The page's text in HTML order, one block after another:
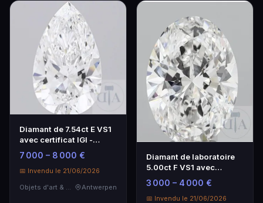
Diamant de 7.54ct E VS1
avec certificat IGI -
Diamant synthétique
7 000 – 8 000 €
📅 Invendu le 21/06/2026
Objets d'art & Curiosités
Antwerpen
Diamant de laboratoire
5.00ct F VS1 avec
certificat IGI
3 000 – 4 000 €
📅 Invendu le 21/06/2026